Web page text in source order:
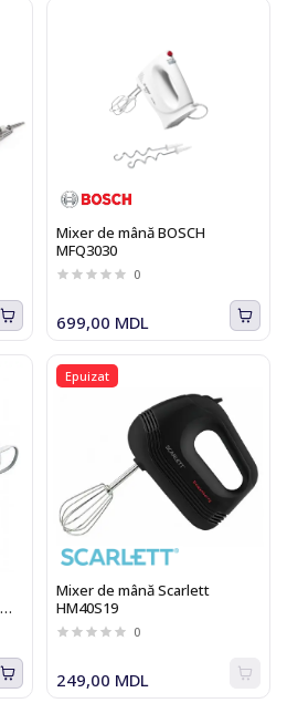
Mixer de mână BOSCH
MFQ3030
0
699,00 MDL
Epuizat
Mixer de mână Scarlett
HM40S19
0
249,00 MDL